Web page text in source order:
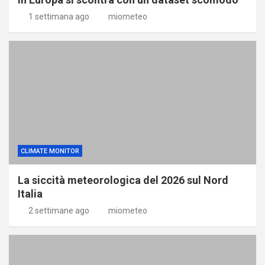
1 settimana ago miometeo
CLIMATE MONITOR
La siccità meteorologica del 2026 sul Nord
Italia
2 settimane ago miometeo